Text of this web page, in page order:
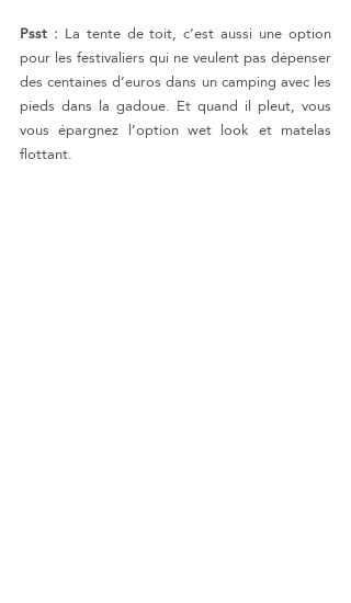
Psst : La tente de toit, c’est aussi une option
pour les festivaliers qui ne veulent pas dépenser
des centaines d’euros dans un camping avec les
pieds dans la gadoue. Et quand il pleut, vous
vous épargnez l’option wet look et matelas
flottant.